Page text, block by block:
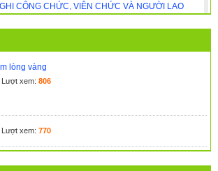
CÔNG CHỨC, VIÊN CHỨC VÀ NGƯỜI LAO
NĂM HỌC 2025 – 2026
KPĂ KLƠNG 🎉
ĐỌC SÁCH – GIEO MẦM TRI THỨC DƯỚI MÁI
lòng vàng
Lượt xem: 806
Lượt xem: 770